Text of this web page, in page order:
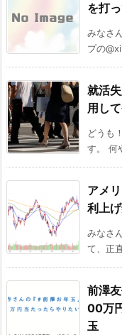
を打
みなさ
プの
就活
用し
どうも
す。 何
アメ
利上
みなさ
て、正
前澤
00万
玉